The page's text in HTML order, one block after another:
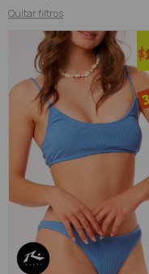
Quitar filtros